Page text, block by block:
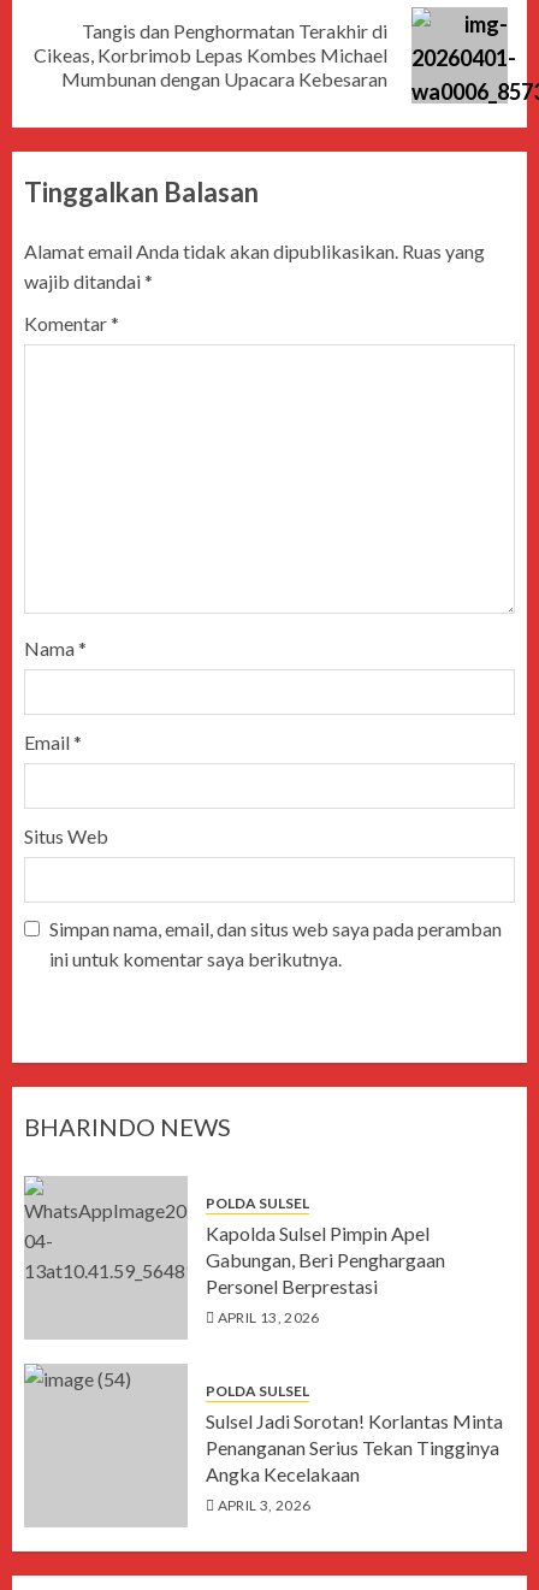
Tangis dan Penghormatan Terakhir di
Cikeas, Korbrimob Lepas Kombes Michael
Mumbunan dengan Upacara Kebesaran
Tinggalkan Balasan
Alamat email Anda tidak akan dipublikasikan. Ruas yang
wajib ditandai*
Komentar*
Nama*
Email*
Situs Web
Simpan nama, email, dan situs web saya pada peramban
ini untuk komentar saya berikutnya.
BHARINDO NEWS
POLDA SULSEL
Kapolda Sulsel Pimpin Apel
Gabungan, Beri Penghargaan
Personel Berprestasi
APRIL 13, 2026
POLDA SULSEL
Sulsel Jadi Sorotan! Korlantas Minta
Penanganan Serius Tekan Tingginya
Angka Kecelakaan
APRIL 3, 2026